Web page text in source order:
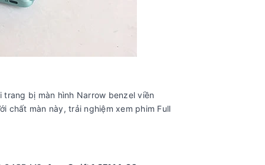
trang bị màn hình Narrow benzel viền
chất màn này, trải nghiệm xem phim Full